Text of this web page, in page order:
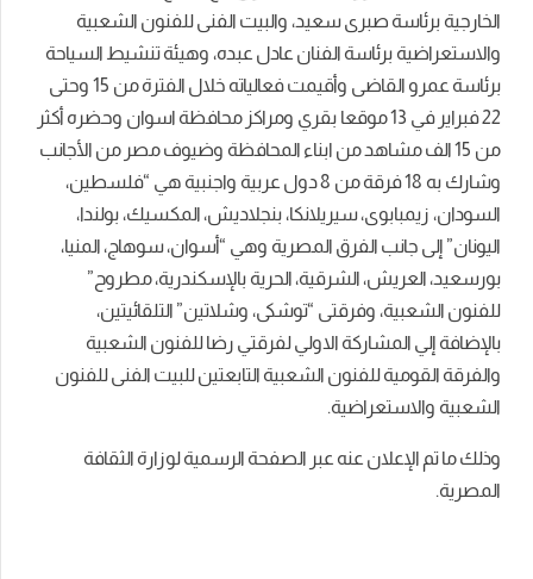
الخارجية برئاسة صبرى سعيد، والبيت الفنى للفنون الشعبية
والاستعراضية برئاسة الفنان عادل عبده، وهيئة تنشيط السياحة
برئاسة عمرو القاضى وأقيمت فعالياته خلال الفترة من 15 وحتى
22 فبراير في 13 موقعا بقري ومراكز محافظة اسوان وحضره أكثر
من 15 الف مشاهد من ابناء المحافظة وضيوف مصر من الأجانب
وشارك به 18 فرقة من 8 دول عربية واجنبية هي “فلسطين،
السودان، زيمبابوى، سيريلانكا، بنجلاديش، المكسيك، بولندا،
اليونان” إلى جانب الفرق المصرية وهي “أسوان، سوهاج، المنيا،
بورسعيد، العريش، الشرقية، الحرية بالإسكندرية، مطروح”
للفنون الشعبية، وفرقتى “توشكى، وشلاتين” التلقائيتين،
بالإضافة إلي المشاركة الاولي لفرقتي رضا للفنون الشعبية
والفرقة القومية للفنون الشعبية التابعتين للبيت الفنى للفنون
الشعبية والاستعراضية.
وذلك ما تم الإعلان عنه عبر الصفحة الرسمية لوزارة الثقافة
المصرية.